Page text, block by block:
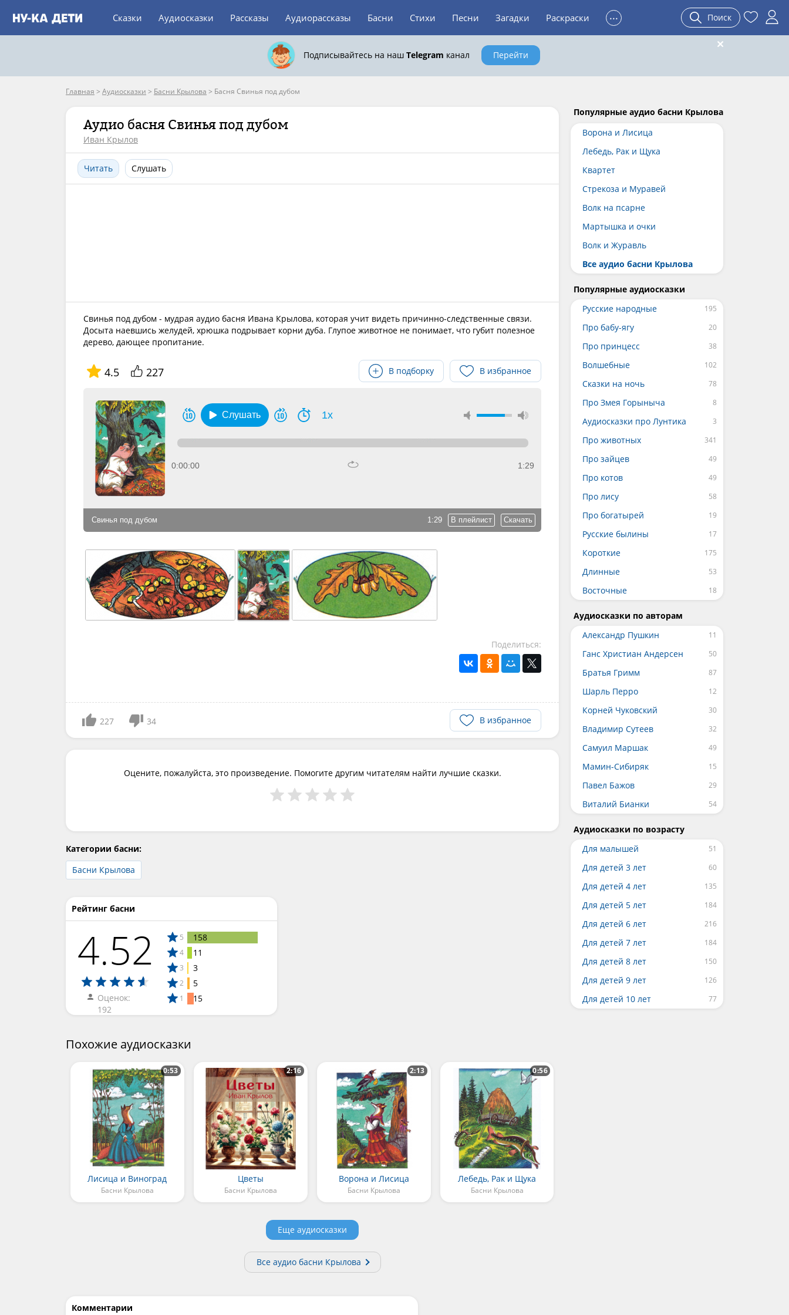
Сказки Аудиосказки Рассказы Аудиорассказы Басни Стихи Песни Загадки Раскраски ... Поиск
Подписывайтесь на наш Telegram канал Перейти
Главная > Аудиосказки > Басни Крылова > Басня Свинья под дубом
Аудио басня Свинья под дубом
Иван Крылов
Читать Слушать
Свинья под дубом - мудрая аудио басня Ивана Крылова, которая учит видеть причинно-следственные связи.
Досыта наевшись желудей, хрюшка подрывает корни дуба. Глупое животное не понимает, что губит полезное
дерево, дающее пропитание.
4.5 227 В подборку В избранное
Слушать 1x
0:00:00 1:29
1:29 В плейлист Скачать
Свинья под дубом
Поделиться:
227 34 В избранное
Оцените, пожалуйста, это произведение. Помогите другим читателям найти лучшие сказки.
Категории басни:
Басни Крылова
Рейтинг басни
4.52
Оценок:
192
5 158
4 11
3 3
2 5
1 15
Похожие аудиосказки
Лисица и Виноград
Басни Крылова
0:53
Цветы
Басни Крылова
2:16
Ворона и Лисица
Басни Крылова
2:13
Лебедь, Рак и Щука
Басни Крылова
0:56
Еще аудиосказки
Все аудио басни Крылова
Комментарии
Популярные аудио басни Крылова
Ворона и Лисица
Лебедь, Рак и Щука
Квартет
Стрекоза и Муравей
Волк на псарне
Мартышка и очки
Волк и Журавль
Все аудио басни Крылова
Популярные аудиосказки
Русские народные
Про бабу-ягу
Про принцесс
Волшебные
Сказки на ночь
Про Змея Горыныча
Аудиосказки про Лунтика
Про животных
Про зайцев
Про котов
Про лису
Про богатырей
Русские былины
Короткие
Длинные
Восточные
Аудиосказки по авторам
Александр Пушкин
Ганс Христиан Андерсен
Братья Гримм
Шарль Перро
Корней Чуковский
Владимир Сутеев
Самуил Маршак
Мамин-Сибиряк
Павел Бажов
Виталий Бианки
Аудиосказки по возрасту
Для малышей
Для детей 3 лет
Для детей 4 лет
Для детей 5 лет
Для детей 6 лет
Для детей 7 лет
Для детей 8 лет
Для детей 9 лет
Для детей 10 лет